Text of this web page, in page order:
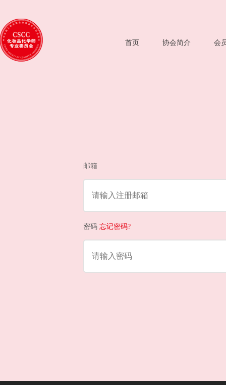
首页 协会简介 会
邮箱
密码 忘记密码?